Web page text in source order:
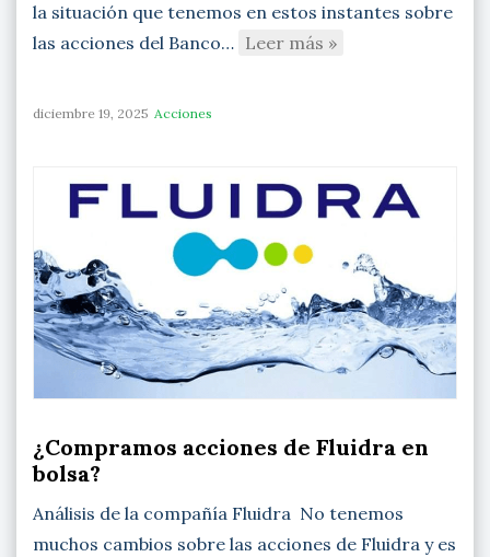
la situación que tenemos en estos instantes sobre
las acciones del Banco… Leer más »
diciembre 19, 2025 Acciones
¿Compramos acciones de Fluidra en
bolsa?
Análisis de la compañía Fluidra No tenemos
muchos cambios sobre las acciones de Fluidra y es